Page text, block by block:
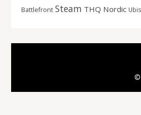
Battlefront Steam THQ Nordic
©